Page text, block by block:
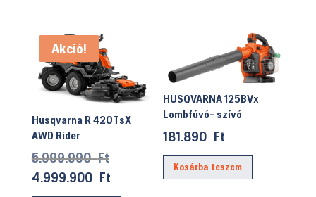
Akció!
Husqvarna R 420TsX
AWD Rider
5.999.990FtOriginal
price
was:
4.999.900 FtCurrent
HUSQVARNA 125BVx
Lombfúvó- szívó
181.890 Ft
Kosárba teszem